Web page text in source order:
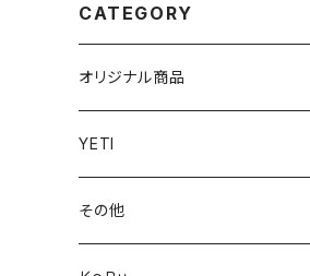
CATEGORY
オリジナル商品
YETI
その他